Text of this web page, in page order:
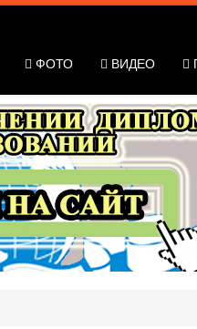
ФОТО ВИДЕО